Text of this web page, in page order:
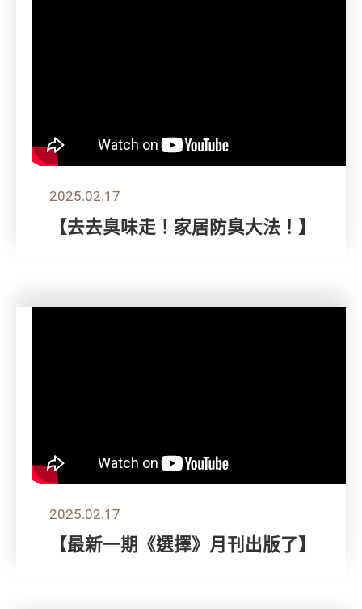
2025.02.17
【去去臭味走！家居防臭大法！】
2025.02.17
【最新一期《選擇》月刊出版了】